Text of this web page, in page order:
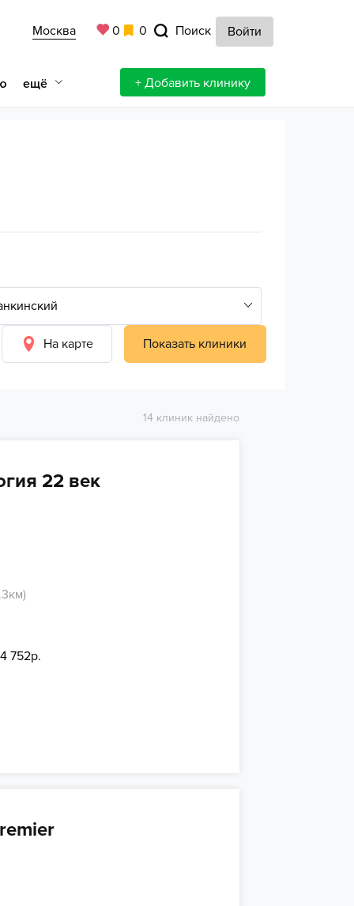
Москва 0 0 Поиск Войти
ещё + Добавить клинику
На карте Показать клиники
14 клиник найдено
22 век
752р.